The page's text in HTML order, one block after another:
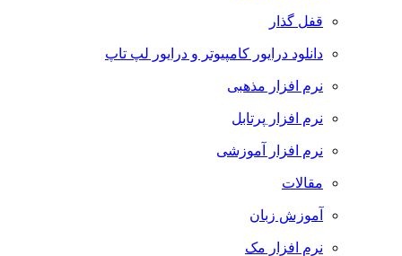
قفل گذار
دانلود درایور کامپیوتر و درایور لپ تاپ
نرم افزار مذهبی
نرم افزار پرتابل
نرم افزار آموزشی
مقالات
آموزش زبان
نرم افزار مک